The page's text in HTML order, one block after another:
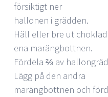
försiktigt ner
hallonen i grädden.
Häll eller bre ut
ena marängbottnen.
Fördela ⅔ av
Lägg på den andra
marängbottnen och